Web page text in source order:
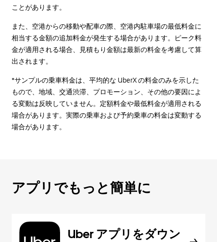
ことがあります。
また、空港からの移動や配車の際、空港内駐車場の最低料金に
相当する金額の追加料金が発生する場合があります。ピーク料
金が適用される場合、見積もり金額は最新の料金を考慮して算
出されます。
*サンプルの乗車料金は、平均的な UberX の料金のみを示した
もので、地域、交通渋滞、プロモーション、その他の要因によ
る変動は反映していません。定額料金や最低料金が適用される
場合があります。実際の乗車および予約乗車の料金は変動する
場合があります。
アプリでもっと簡単に
Uber アプリをダウン